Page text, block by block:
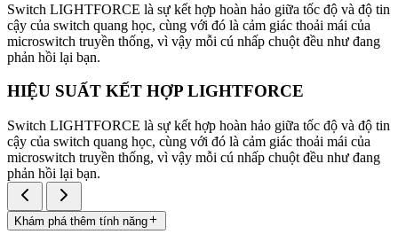
Switch LIGHTFORCE là sự kết hợp hoàn hảo giữa tốc độ và độ tin
cậy của switch quang học, cùng với đó là cảm giác thoải mái của
microswitch truyền thống, vì vậy mỗi cú nhấp chuột đều như đang
phản hồi lại bạn.
HIỆU SUẤT KẾT HỢP LIGHTFORCE
Switch LIGHTFORCE là sự kết hợp hoàn hảo giữa tốc độ và độ tin
cậy của switch quang học, cùng với đó là cảm giác thoải mái của
microswitch truyền thống, vì vậy mỗi cú nhấp chuột đều như đang
phản hồi lại bạn.
Khám phá thêm tính năng